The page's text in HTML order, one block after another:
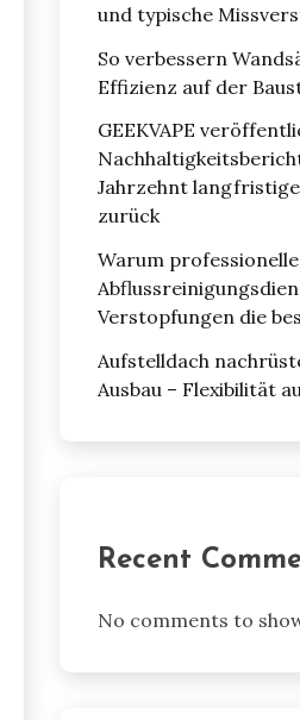
und typische
So verbessern
Effizienz auf der
GEEKVAPE
Jahrzehnt
zurück
Warum professionelle
Verstopfungen die
Aufstelldach
Ausbau – Flexibilität
Recent
No comments to